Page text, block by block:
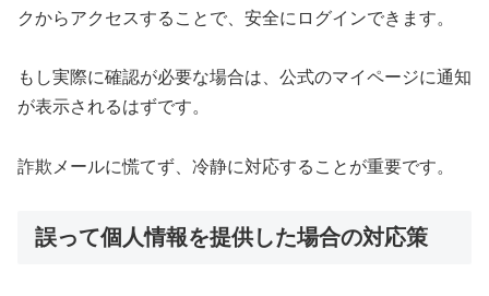
クからアクセスすることで、安全にログインできます。
もし実際に確認が必要な場合は、公式のマイページに通知
が表示されるはずです。
詐欺メールに慌てず、冷静に対応することが重要です。
誤って個人情報を提供した場合の対応策